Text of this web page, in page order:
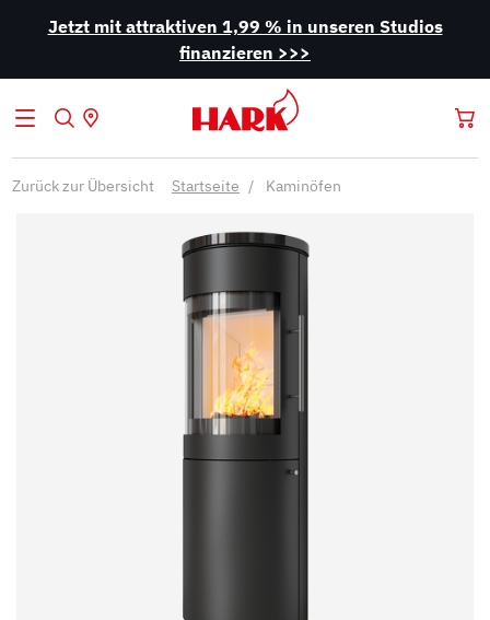
Jetzt mit attraktiven 1,99 % in unseren Studios
finanzieren >>>
Zurück zur Übersicht Startseite Kaminöfen